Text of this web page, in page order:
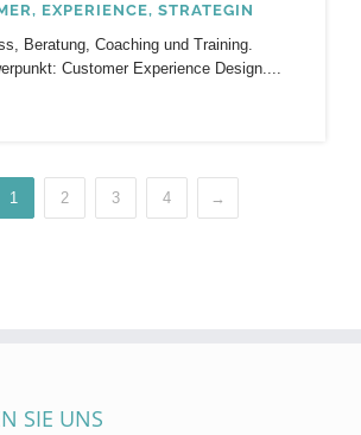
EXPERIENCE, STRATEGIN
Beratung, Coaching und Training.
Customer Experience Design....
1 2 3 4 →
SIE UNS